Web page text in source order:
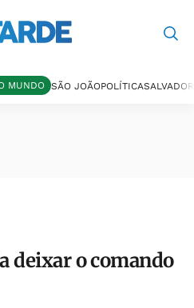
MUNDO SÃO JOÃOPOLÍTICASALVADOR
deixar o comando